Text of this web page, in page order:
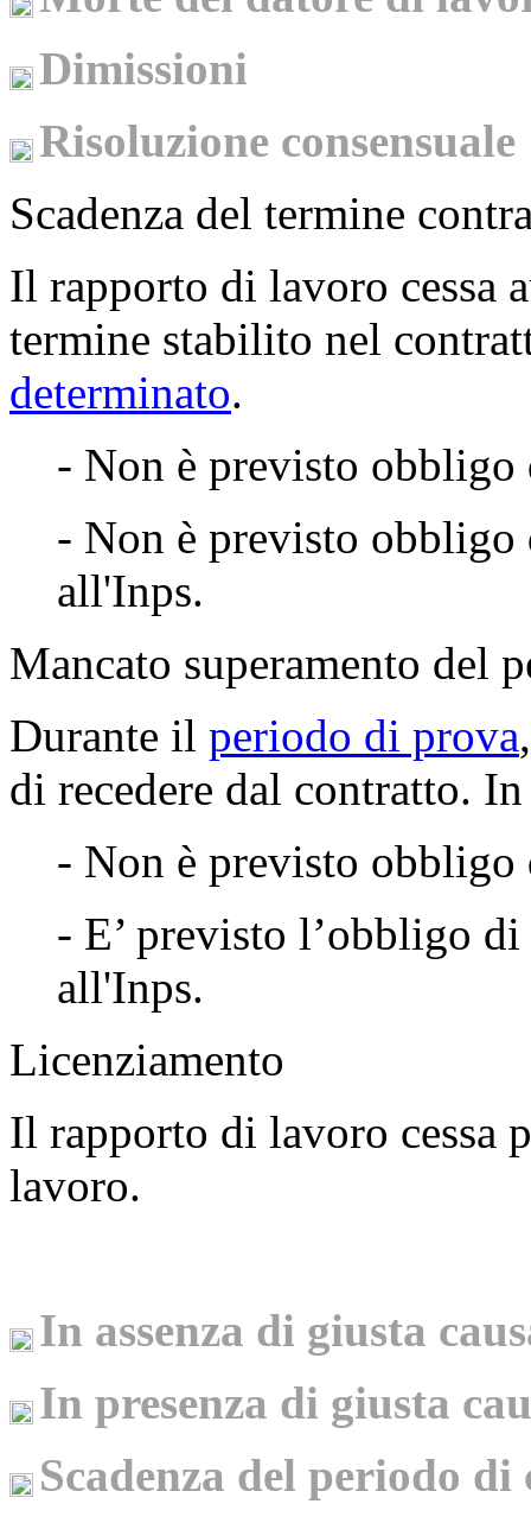
Dimissioni
Risoluzione consensuale
Scadenza del termine
Il rapporto di lavoro cessa
termine stabilito nel
determinato.
- Non è previsto obbligo
- Non è previsto obbligo
all'Inps.
Mancato superamento del
Durante il periodo di prova
di recedere dal contratto.
- Non è previsto obbligo
- E’ previsto l’obbligo di
all'Inps.
Licenziamento
Il rapporto di lavoro cessa
lavoro.
In assenza di giusta
In presenza di giusta
Scadenza del periodo